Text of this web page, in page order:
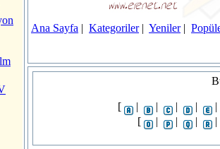
Ana Sayfa | Kategoriler| Yeniler|
[ | | | | |
[
| | | |